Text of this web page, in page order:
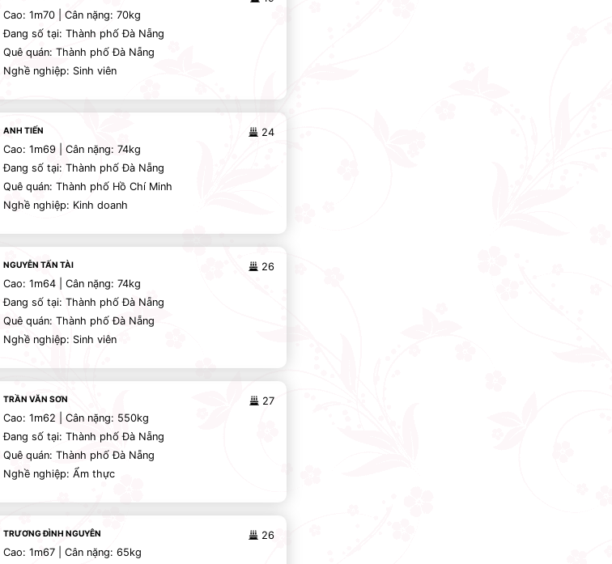
Cao: 1m70 | Cân nặng: 70kg
Đang số tại: Thành phố Đà Nẵng
Quê quán: Thành phố Đà Nẵng
Nghề nghiệp: Sinh viên
24
ANH TIẾN
Cao: 1m69 | Cân nặng: 74kg
Đang số tại: Thành phố Đà Nẵng
Quê quán: Thành phố Hồ Chí Minh
Nghề nghiệp: Kinh doanh
26
NGUYỄN TẤN TÀI
Cao: 1m64 | Cân nặng: 74kg
Đang số tại: Thành phố Đà Nẵng
Quê quán: Thành phố Đà Nẵng
Nghề nghiệp: Sinh viên
27
TRẦN VĂN SƠN
Cao: 1m62 | Cân nặng: 550kg
Đang số tại: Thành phố Đà Nẵng
Quê quán: Thành phố Đà Nẵng
Nghề nghiệp: Ẩm thực
26
TRƯƠNG ĐÌNH NGUYÊN
Cao: 1m67 | Cân nặng: 65kg